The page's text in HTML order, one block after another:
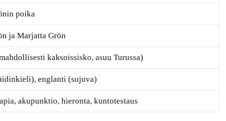
poika
ja Marjatta Grön
kaksoissisko, asuu Turussa)
englanti (sujuva)
akupunktio, hieronta, kuntotestaus